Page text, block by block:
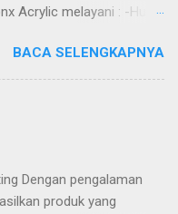
Acrylic melayani : -Huruf
-Jasa Potong Metal
Whiteboard, dll) -DLL
Kompetitif -Custom
BACA SELENGKAPNYA
Dengan pengalaman
produk yang